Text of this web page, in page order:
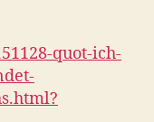
quot-ich-